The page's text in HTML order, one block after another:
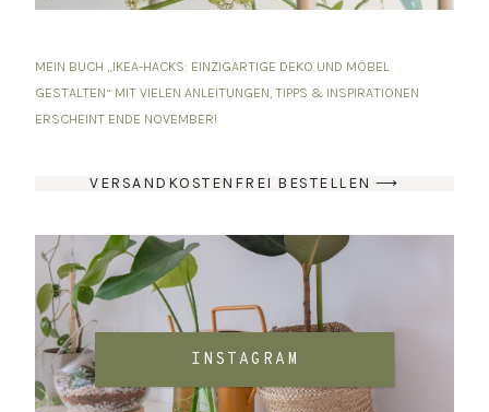
MEIN BUCH „IKEA-HACKS: EINZIGARTIGE DEKO UND MÖBEL
GESTALTEN“ MIT VIELEN ANLEITUNGEN, TIPPS & INSPIRATIONEN
ERSCHEINT ENDE NOVEMBER!
VERSANDKOSTENFREI BESTELLEN ⟶
INSTAGRAM